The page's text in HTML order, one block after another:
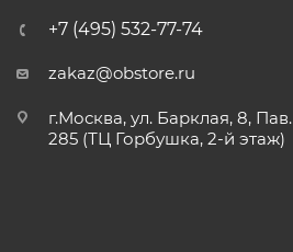
+7 (495) 532-77-74
zakaz@obstore.ru
г.Москва, ул. Барклая, 8, Пав.
285 (ТЦ Горбушка, 2-й этаж)